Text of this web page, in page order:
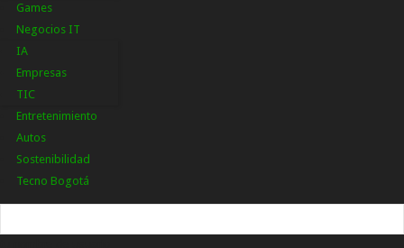
Games
Negocios IT
IA
Empresas
TIC
Entretenimiento
Autos
Sostenibilidad
Tecno Bogotá